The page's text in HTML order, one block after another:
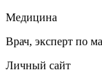
Медицина
Врач, эксперт по
Личный сайт